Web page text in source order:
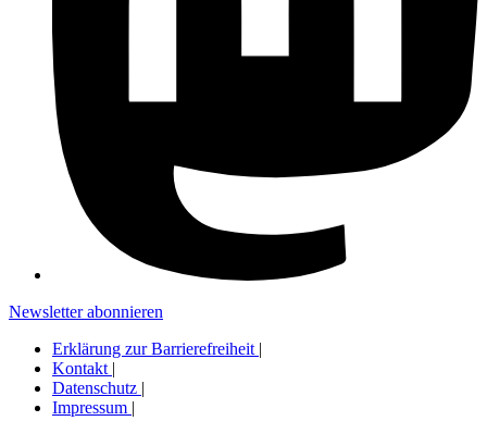
Newsletter abonnieren
Erklärung zur Barrierefreiheit |
Kontakt |
Datenschutz |
Impressum |